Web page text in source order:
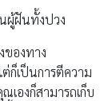
ผู้ฝันทั้งปวง
ของทาง
ก็เป็นการตีความ
เองก็สามารถเก็บ